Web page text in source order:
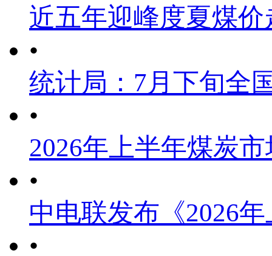
近五年迎峰度夏煤价
•
统计局：7月下旬全
•
2026年上半年煤炭
•
中电联发布《2026
•